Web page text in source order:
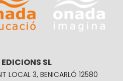
SL
LOCAL 3, BENICARLÓ 12580